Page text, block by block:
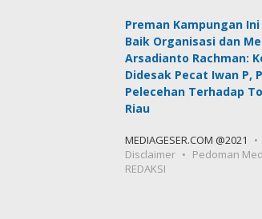
Preman Kampungan
Baik Organisasi dan
Arsadianto Rachman:
Didesak Pecat Iwan P,
Pelecehan Terhadap
Riau
MEDIAGESER.COM @2021
Disclaimer
Pedoman
REDAKSI